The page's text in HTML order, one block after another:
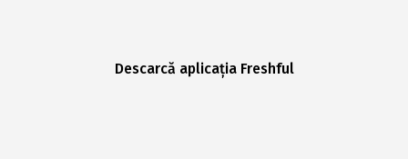
Descarcă aplicația Freshful